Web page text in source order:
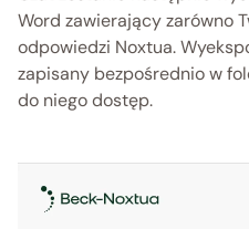
Word zawierający zarówno
odpowiedzi Noxtua.
zapisany bezpośrednio w
do niego dostęp.